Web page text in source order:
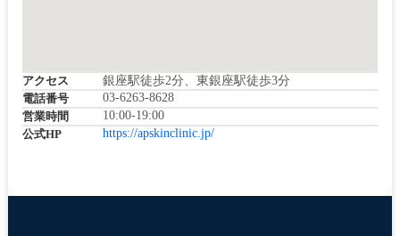
アクセス
銀座駅徒歩2分、東銀座駅徒歩3分
電話番号
03-6263-8628
営業時間
10:00-19:00
公式HP
https://apskinclinic.jp/